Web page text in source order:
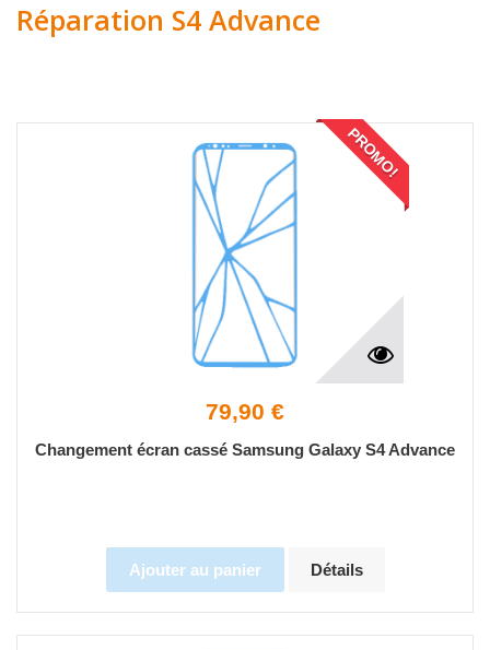
Réparation S4 Advance
PROMO!
79,90 €
Changement écran cassé Samsung Galaxy S4 Advance
Ajouter au panier Détails